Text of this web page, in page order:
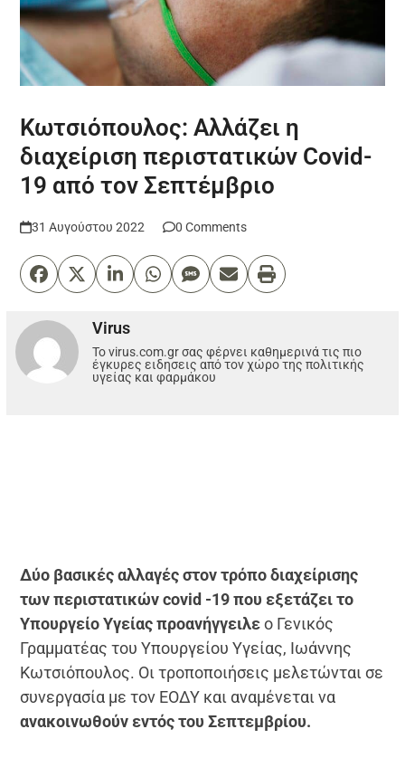
Κωτσιόπουλος: Αλλάζει η
διαχείριση περιστατικών Covid-
19 από τον Σεπτέμβριο
31 Αυγούστου 2022 0 Comments
Virus
Το virus.com.gr σας φέρνει καθημερινά τις πιο
έγκυρες ειδησεις από τον χώρο της πολιτικής
υγείας και φαρμάκου
Δύο βασικές αλλαγές στον τρόπο διαχείρισης
των περιστατικών covid -19 που εξετάζει το
Υπουργείο Υγείας προανήγγειλεο Γενικός
Γραμματέας του Υπουργείου Υγείας, Ιωάννης
Κωτσιόπουλος. Οι τροποποιήσεις μελετώνται σε
συνεργασία με τον ΕΟΔΥ και αναμένεται να
ανακοινωθούν εντός του Σεπτεμβρίου.